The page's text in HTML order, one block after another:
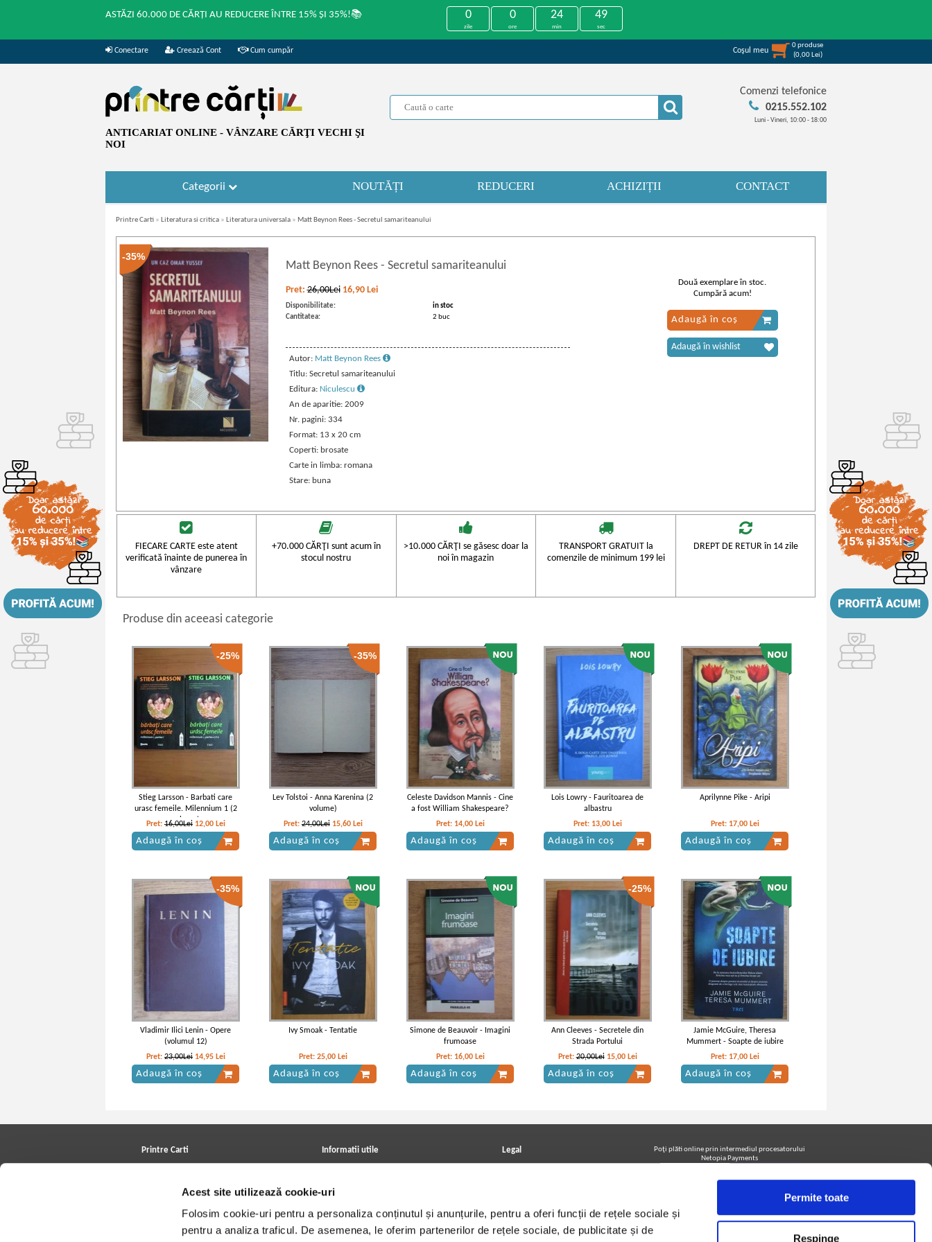
Acest site utilizează cookie-uri
Folosim cookie-uri pentru a personaliza conținutul și anunțurile, pentru a oferi funcții de rețele sociale și
pentru a analiza traficul. De asemenea, le oferim partenerilor de rețele sociale, de publicitate și de
Permite toate
Respinge
ASTĂZI 60.000 DE CĂRȚI AU REDUCERE ÎNTRE 15% ȘI 35%!📚 0
zile
0
ore
24
min
49
sec
Conectare Creează Cont Cum cumpăr Coşul meu
0produse
(0,00 Lei)
ANTICARIAT ONLINE - VÂNZARE CĂRŢI VECHI ŞI
NOI
Comenzi telefonice
0215.552.102
Luni - Vineri, 10:00 - 18:00
Categorii NOUTĂȚI REDUCERI ACHIZIȚII CONTACT
Printre Carti » Literatura si critica » Literatura universala » Matt Beynon Rees - Secretul samariteanului
-35%
Matt Beynon Rees - Secretul samariteanului
Pret:26,00Lei 16,90 Lei
Disponibilitate:
in stoc
Cantitatea:
2 buc
Autor: Matt Beynon Rees
Titlu: Secretul samariteanului
Editura: Niculescu
An de aparitie: 2009
Nr. pagini: 334
Format: 13 x 20 cm
Coperti: brosate
Carte in limba: romana
Stare: buna
Două exemplare în stoc.
Cumpără acum!
Adaugă în coș
Adaugă în wishlist
FIECARE CARTE este atent
verificată înainte de punerea în
vânzare
+70.000 CĂRŢI sunt acum în
stocul nostru
>10.000 CĂRŢI se găsesc doar la
noi în magazin
TRANSPORT GRATUIT la
comenzile de minimum 199 lei
DREPT DE RETUR în 14 zile
Produse din aceeasi categorie
-25%
Stieg Larsson - Barbati care
urasc femeile. Milennium 1 (2
volume)
Pret: 16,00Lei 12,00 Lei
Adaugă în coș
-35%
Lev Tolstoi - Anna Karenina (2
volume)
Pret:24,00Lei 15,60 Lei
Adaugă în coș
Celeste Davidson Mannis - Cine
a fost William Shakespeare?
Pret: 14,00 Lei
Adaugă în coș
Lois Lowry - Fauritoarea de
albastru
Pret: 13,00 Lei
Adaugă în coș
Aprilynne Pike - Aripi
Pret: 17,00 Lei
Adaugă în coș
-35%
Vladimir Ilici Lenin - Opere
(volumul 12)
Pret: 23,00Lei 14,95 Lei
Adaugă în coș
Ivy Smoak - Tentatie
Pret: 25,00 Lei
Adaugă în coș
Simone de Beauvoir - Imagini
frumoase
Pret: 16,00 Lei
Adaugă în coș
-25%
Ann Cleeves - Secretele din
Strada Portului
Pret:20,00Lei 15,00 Lei
Adaugă în coș
Jamie McGuire, Theresa
Mummert - Soapte de iubire
Pret: 17,00 Lei
Adaugă în coș
Printre Carti
Cele mai căutate cărți
Blog Printre Carti
Informatii utile
Contact
Politica de livrare
Angajari - Cariere
Legal
Utilizare cookie-uri
Poţi plăti online prin intermediul procesatorului
Netopia Payments
Urmăreşte-ne pe facebook pentru a fi la curent cu
promoţiile PrintreCarti.ro